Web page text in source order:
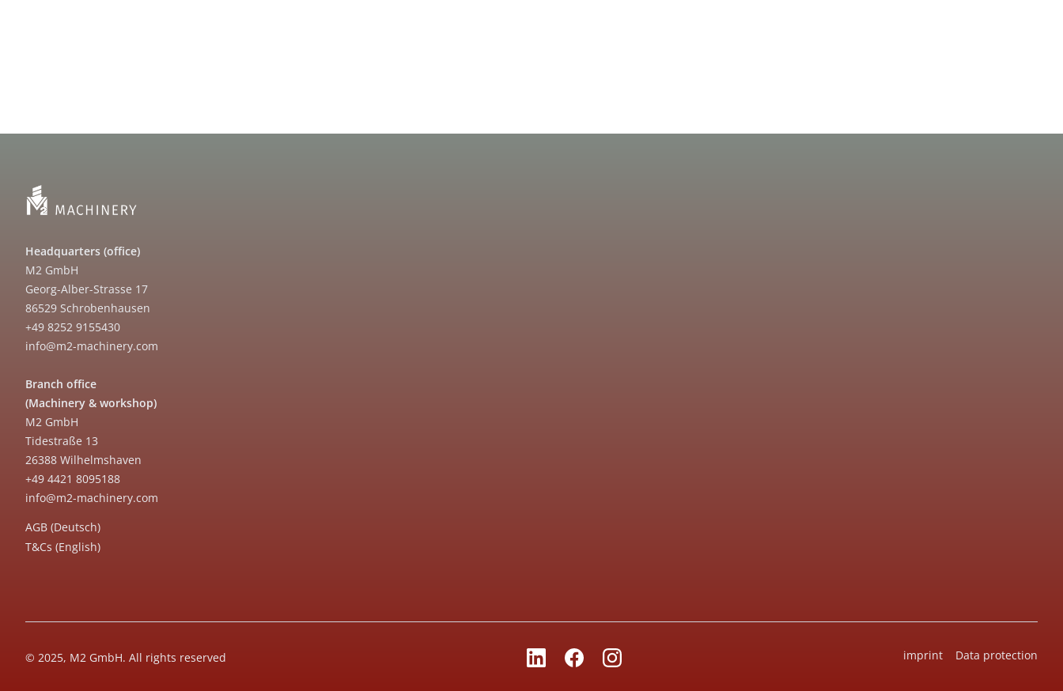
Headquarters (office)
M2 GmbH
Georg-Alber-Strasse 17
86529 Schrobenhausen
+49 8252 9155430
info@m2-machinery.com
Branch office
(Machinery & workshop)
M2 GmbH
Tidestraße 13
26388 Wilhelmshaven
+49 4421 8095188
info@m2-machinery.com
AGB (Deutsch)
T&Cs (English)
© 2025, M2 GmbH. All rights reserved imprint Data protection